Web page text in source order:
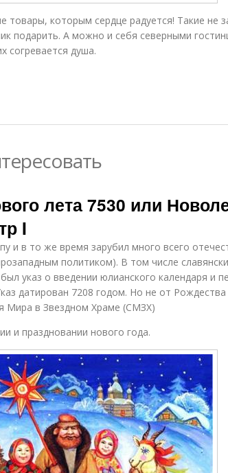
товары, которым сердце радуется! Такие не
подарить. А можно и себя северными
согревается душа.
лета 7530 или
I
и в то же время зарубил много всего
политиком). В том числе
указ о введении юлианского календаря и
датирован 7208 годом. Но не от
Мира в Звездном Храме (СМЗХ)
и праздновании нового года.